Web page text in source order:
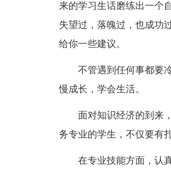
来的学习生话磨练出一个
失望过，落魄过，也成功
给你一些建议。
不管遇到任何事都要
慢成长，学会生活。
面对知识经济的到来
务专业的学生，不仅要有
在专业技能方面，认